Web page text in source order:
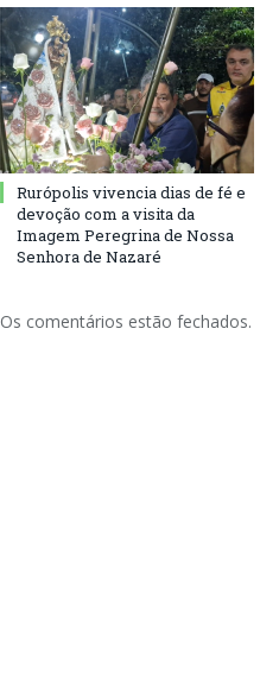
Rurópolis vivencia dias de fé e
devoção com a visita da
Imagem Peregrina de Nossa
Senhora de Nazaré
Os comentários estão fechados.